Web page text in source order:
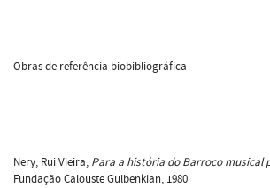
Obras de referência biobibliográfica
Nery, Rui Vieira, Para a história do Barroco musical
Fundação Calouste Gulbenkian, 1980